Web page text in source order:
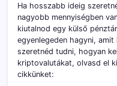
Ha hosszabb ideig
nagyobb mennyiségben
kiutalnod egy külső
egyenlegeden hagyni,
szeretnéd tudni, hogyan
kriptovalutákat, olvasd el
cikkünket: